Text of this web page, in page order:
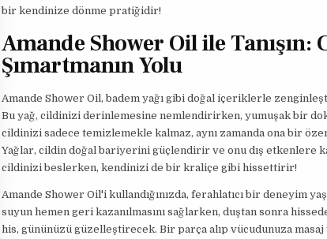
bir kendinize dönme pratiğidir!
Amande Shower Oil ile Tanışın:
Şımartmanın Yolu
Amande Shower Oil, badem yağı gibi doğal içeriklerle
Bu yağ, cildinizi derinlemesine nemlendirirken, yumuşak bir
cildinizi sadece temizlemekle kalmaz, aynı zamanda ona bir
Yağlar, cildin doğal bariyerini güçlendirir ve onu dış etkenlere
cildinizi beslerken, kendinizi de bir kraliçe gibi hissettirir!
Amande Shower Oil'i kullandığınızda, ferahlatıcı bir deneyim
suyun hemen geri kazanılmasını sağlarken, duştan sonra
his, gününüzü güzelleştirecek. Bir parça alıp vücudunuza